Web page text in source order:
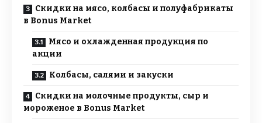
Скидки на мясо, колбасы и полуфабрикаты
в Bonus Market
Мясо и охлажденная продукция по
акции
Колбасы, салями и закуски
Скидки на молочные продукты, сыр и
мороженое в Bonus Market